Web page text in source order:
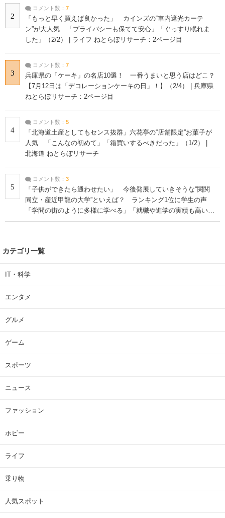
2
コメント数： 7
「もっと早く買えば良かった」 カインズの“車内遮光カーテ
ン”が大人気 「プライバシーも保てて安心」「ぐっすり眠れま
した」（2/2） | ライフ ねとらぼリサーチ：2ページ目
3
コメント数： 7
兵庫県の「ケーキ」の名店10選！ 一番うまいと思う店はどこ？
【7月12日は「デコレーションケーキの日」！】（2/4） | 兵庫県
ねとらぼリサーチ：2ページ目
4
コメント数： 5
「北海道土産としてもセンス抜群」六花亭の“店舗限定”お菓子が
人気 「こんなの初めて」「箱買いするべきだった」（1/2） |
北海道 ねとらぼリサーチ
5
コメント数： 3
「子供ができたら通わせたい」 今後発展していきそうな“関関
同立・産近甲龍の大学”といえば？ ランキング1位に学生の声
「学問の街のように多様に学べる」「就職や進学の実績も高い」
| 大学 ねとらぼリサーチ
カテゴリ一覧
IT・科学
エンタメ
グルメ
ゲーム
スポーツ
ニュース
ファッション
ホビー
ライフ
乗り物
人気スポット